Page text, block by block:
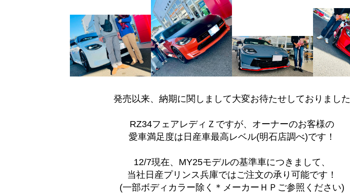
発売以来、納期に関しまして大変お待たせしておりました
RZ34フェアレディＺですが、オーナーのお客様の
愛車満足度は日産車最高レベル(明石店調べ)です！
12/7現在、MY25モデルの基準車につきまして、
当社日産プリンス兵庫ではご注文の承り可能です！
(一部ボディカラー除く＊メーカーＨＰご参照ください)